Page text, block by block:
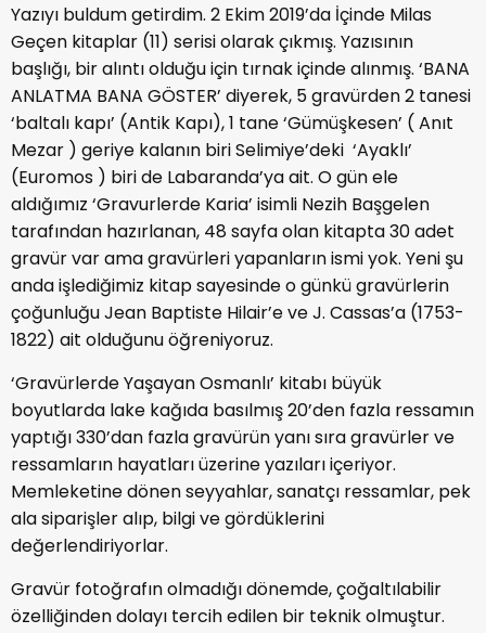
Yazıyı buldum getirdim. 2 Ekim 2019’da İçinde Milas
Geçen kitaplar (11) serisi olarak çıkmış. Yazısının
başlığı, bir alıntı olduğu için tırnak içinde alınmış. ‘BANA
ANLATMA BANA GÖSTER’ diyerek, 5 gravürden 2 tanesi
‘baltalı kapı’ (Antik Kapı), 1 tane ‘Gümüşkesen’ ( Anıt
Mezar ) geriye kalanın biri Selimiye’deki ‘Ayaklı’
(Euromos ) biri de Labaranda’ya ait. O gün ele
aldığımız ‘Gravurlerde Karia’ isimli Nezih Başgelen
tarafından hazırlanan, 48 sayfa olan kitapta 30 adet
gravür var ama gravürleri yapanların ismi yok. Yeni şu
anda işlediğimiz kitap sayesinde o günkü gravürlerin
çoğunluğu Jean Baptiste Hilair’e ve J. Cassas’a (1753-
1822) ait olduğunu öğreniyoruz.
‘Gravürlerde Yaşayan Osmanlı’ kitabı büyük
boyutlarda lake kağıda basılmış 20’den fazla ressamın
yaptığı 330’dan fazla gravürün yanı sıra gravürler ve
ressamların hayatları üzerine yazıları içeriyor.
Memleketine dönen seyyahlar, sanatçı ressamlar, pek
ala siparişler alıp, bilgi ve gördüklerini
değerlendiriyorlar.
Gravür fotoğrafın olmadığı dönemde, çoğaltılabilir
özelliğinden dolayı tercih edilen bir teknik olmuştur.